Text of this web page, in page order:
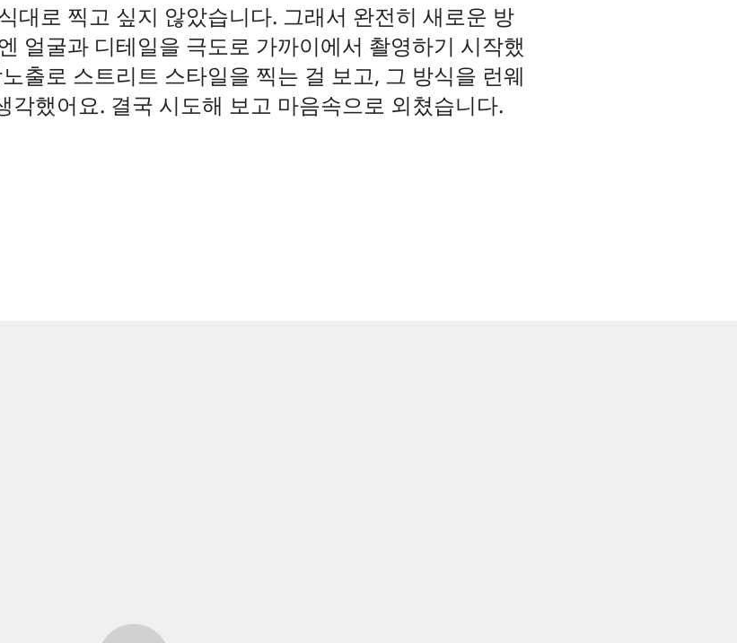
대로 찍고 싶지 않았습니다. 그래서 완전히 새로운 방
얼굴과 디테일을 극도로 가까이에서 촬영하기 시작했
출로 스트리트 스타일을 찍는 걸 보고, 그 방식을 런웨
각했어요. 결국 시도해 보고 마음속으로 외쳤습니다.